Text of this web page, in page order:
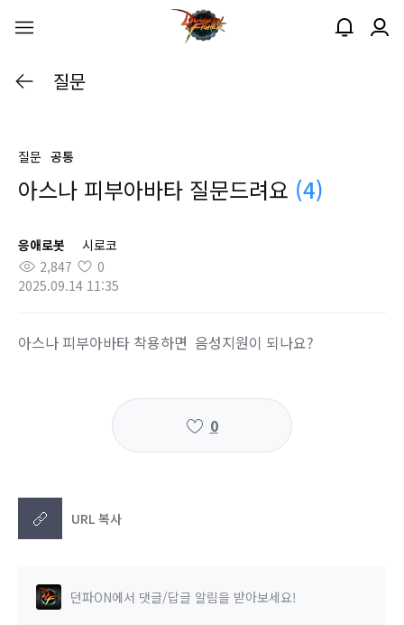
질문
질문 공통
아스나 피부아바타 질문드려요 (4)
응애로봇
시로코
2,847
0
2025.09.14 11:35
아스나 피부아바타 착용하면 음성지원이 되나요?
0
URL 복사
던파ON에서 댓글/답글 알림을 받아보세요!